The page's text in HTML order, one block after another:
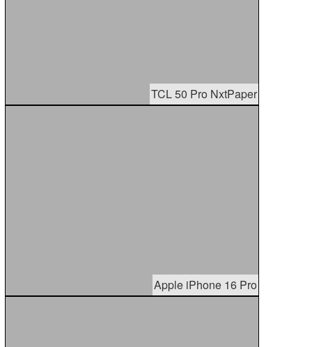
TCL 50 Pro NxtPaper
Apple iPhone 16 Pro